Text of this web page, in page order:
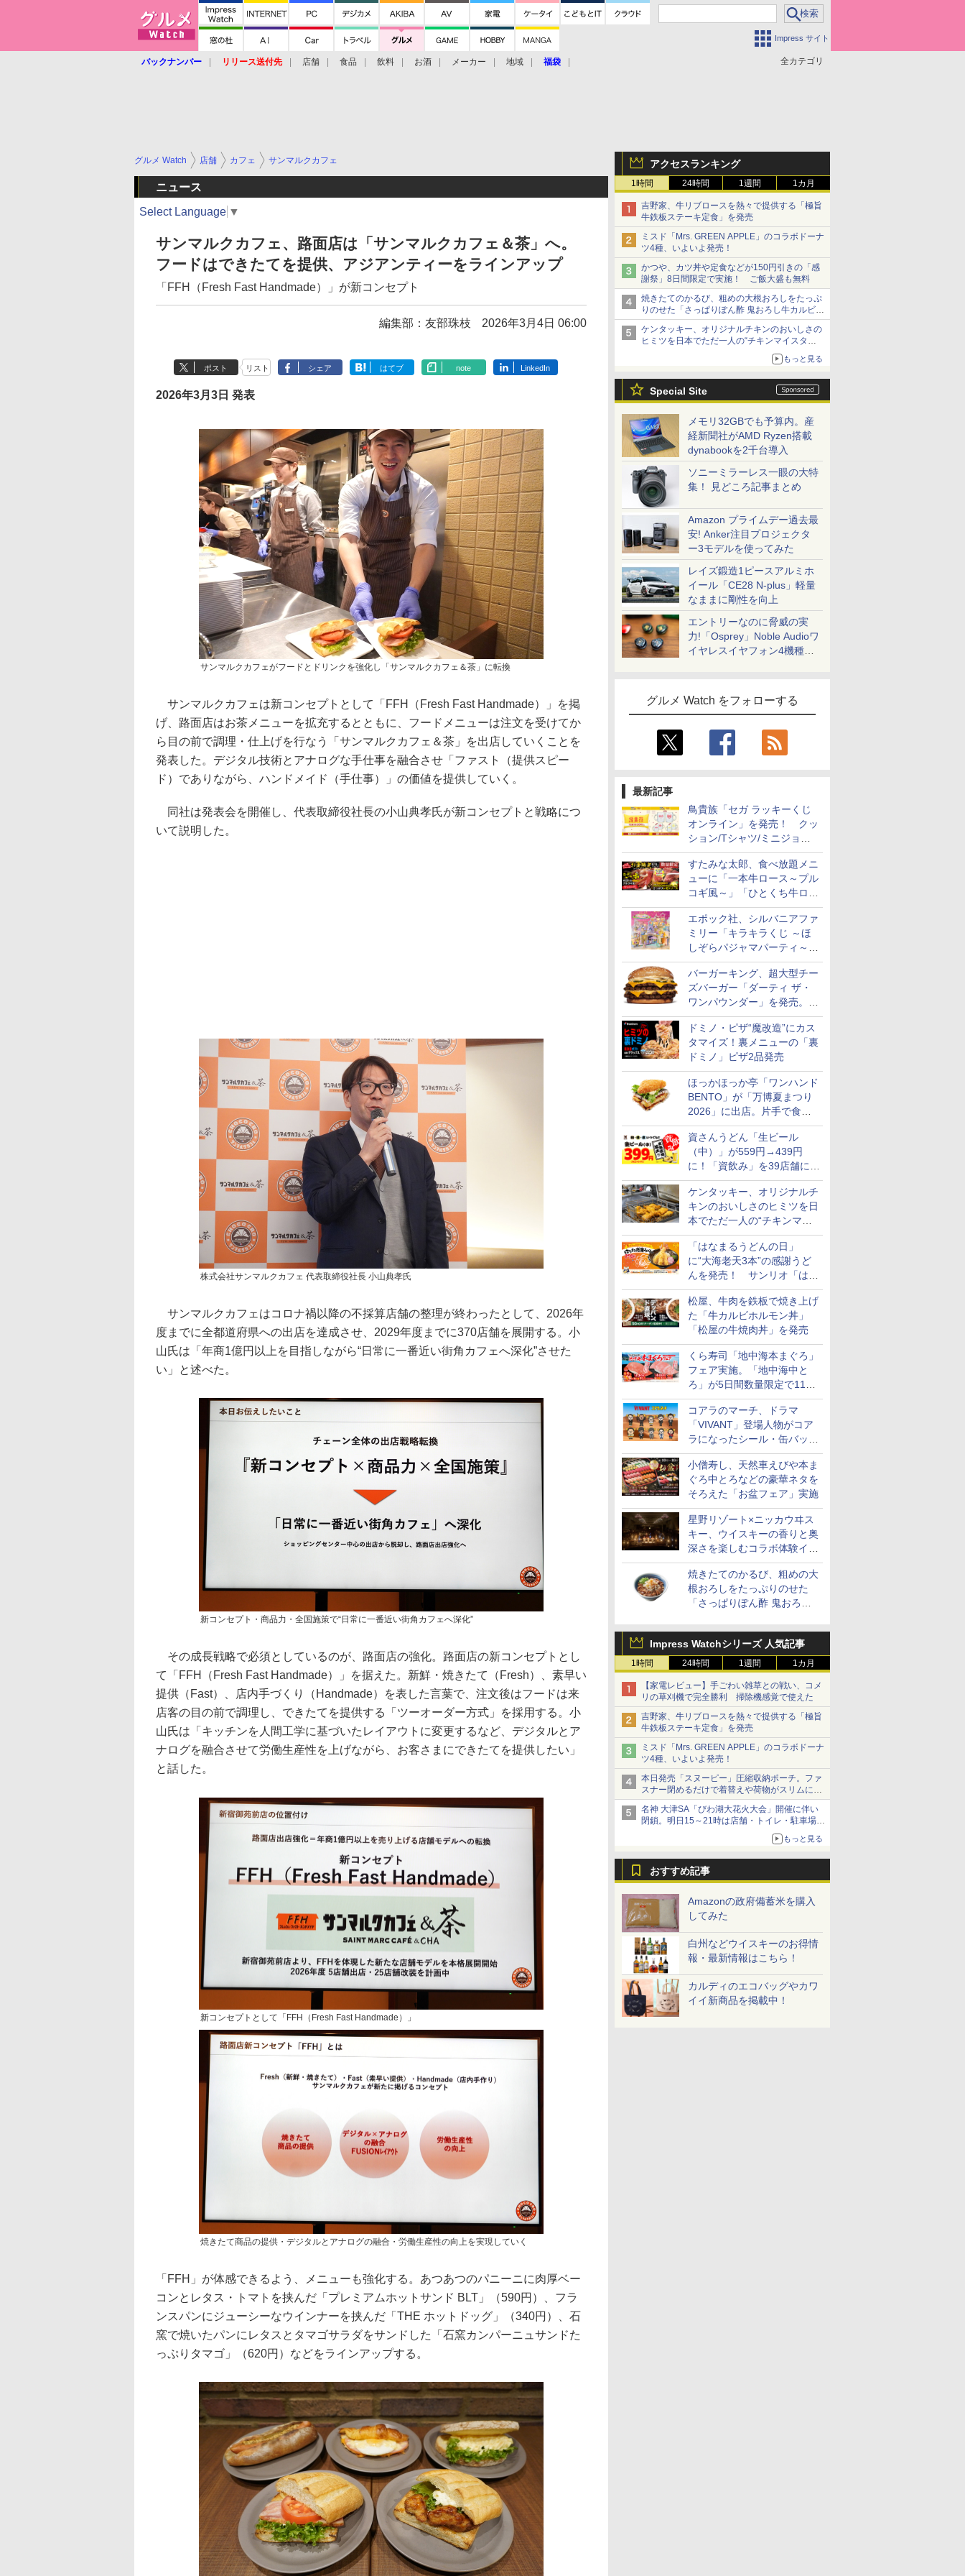
Impress サイト
全カテゴリ
バックナンバー リリース送付先 店舗 食品 飲料 お酒 メーカー 地域 福袋
アクセスランキング
1時間 24時間 1週間 1カ月
吉野家、牛リブロースを熱々で提供する「極旨
牛鉄板ステーキ定食」を発売
ミスド「Mrs. GREEN APPLE」のコラボドーナ
ツ4種、いよいよ発売！
かつや、カツ丼や定食などが150円引きの「感
謝祭」8日間限定で実施！ ご飯大盛も無料
焼きたてのかるび、粗めの大根おろしをたっぷ
りのせた「さっぱりぽん酢 鬼おろし牛カルビ
丼」など4品を発売
ケンタッキー、オリジナルチキンのおいしさの
ヒミツを日本でただ一人の“チキンマイスタ
もっと見る
Special Site
メモリ32GBでも予算内。産
経新聞社がAMD Ryzen搭載
dynabookを2千台導入
ソニーミラーレス一眼の大特
集！ 見どころ記事まとめ
Amazon プライムデー過去最
安! Anker注目プロジェクタ
ー3モデルを使ってみた
レイズ鍛造1ピースアルミホ
イール「CE28 N-plus」軽量
なままに剛性を向上
エントリーなのに脅威の実
力!「Osprey」Noble Audioワ
イヤレスイヤフォン4機種を
グルメ Watch をフォローする
最新記事
鳥貴族「セガ ラッキーくじ
オンライン」を発売！ クッ
ション/Tシャツ/ミニジョッ
キ/ステッカーなど全7賞
すたみな太郎、食べ放題メニ
ューに「一本牛ロース～プル
コギ風～」「ひとくち牛ロー
スステーキ」をお盆限定で追
加
エポック社、シルバニアファ
ミリー「キラキラくじ ～ほ
しぞらパジャマパーティ～」
を発売。人形/家具/建物など
バーガーキング、超大型チー
ズバーガー「ダーティ ザ・
ワンパウンダー」を発売。総
カロリー約1656kcal、総重量
約527g！
ドミノ・ピザ“魔改造”にカス
タマイズ！裏メニューの「裏
ドミノ」ピザ2品発売
ほっかほっか亭「ワンハンド
BENTO」が「万博夏まつり
2026」に出店。片手で食べ
られる海苔弁や和牛きんぴら
を販売
資さんうどん「生ビール
（中）」が559円→439円
に！「資飲み」を39店舗に拡
大
ケンタッキー、オリジナルチ
キンのおいしさのヒミツを日
本でただ一人の“チキンマイ
スター”笠原氏から学んでき
た「はなまるうどんの日」
に“大海老天3本”の感謝うど
んを発売！ サンリオ「はな
まるおばけ」のシール/キャ
ンディなども
松屋、牛肉を鉄板で焼き上げ
た「牛カルビホルモン丼」
「松屋の牛焼肉丼」を発売
くら寿司「地中海本まぐろ」
フェア実施。「地中海中と
ろ」が5日間数量限定で110
円！
コアラのマーチ、ドラマ
「VIVANT」登場人物がコア
ラになったシール・缶バッジ
を発売
小僧寿し、天然車えびや本ま
ぐろ中とろなどの豪華ネタを
そろえた「お盆フェア」実施
星野リゾート×ニッカウヰス
キー、ウイスキーの香りと奥
深さを楽しむコラボ体験イベ
ントをOMO5小樽で提供開始
焼きたてのかるび、粗めの大
根おろしをたっぷりのせた
「さっぱりぽん酢 鬼おろし
Impress Watchシリーズ 人気記事
1時間 24時間 1週間 1カ月
【家電レビュー】手ごわい雑草との戦い、コメ
リの草刈機で完全勝利 掃除機感覚で使えた
吉野家、牛リブロースを熱々で提供する「極旨
牛鉄板ステーキ定食」を発売
ミスド「Mrs. GREEN APPLE」のコラボドーナ
ツ4種、いよいよ発売！
本日発売「スヌーピー」圧縮収納ポーチ。ファ
スナー閉めるだけで着替えや荷物がスリムにま
とまる
名神 大津SA「びわ湖大花火大会」開催に伴い
閉鎖。明日15～21時は店舗・トイレ・駐車場の
もっと見る
おすすめ記事
Amazonの政府備蓄米を購入
してみた
白州などウイスキーのお得情
報・最新情報はこちら！
カルディのエコバッグやカワ
イイ新商品を掲載中！
グルメ Watch 店舗 カフェ サンマルクカフェ
ニュース
Select Language ▼
サンマルクカフェ、路面店は「サンマルクカフェ＆茶」へ。
フードはできたてを提供、アジアンティーをラインアップ
「FFH（Fresh Fast Handmade）」が新コンセプト
編集部：友部珠枝 2026年3月4日 06:00
ポスト リスト シェア はてブ note LinkedIn
2026年3月3日 発表
サンマルクカフェがフードとドリンクを強化し「サンマルクカフェ＆茶」に転換
サンマルクカフェは新コンセプトとして「FFH（Fresh Fast Handmade）」を掲
げ、路面店はお茶メニューを拡充するとともに、フードメニューは注文を受けてか
ら目の前で調理・仕上げを行なう「サンマルクカフェ＆茶」を出店していくことを
発表した。デジタル技術とアナログな手仕事を融合させ「ファスト（提供スピー
ド）でありながら、ハンドメイド（手仕事）」の価値を提供していく。
同社は発表会を開催し、代表取締役社長の小山典孝氏が新コンセプトと戦略につ
いて説明した。
株式会社サンマルクカフェ 代表取締役社長 小山典孝氏
サンマルクカフェはコロナ禍以降の不採算店舗の整理が終わったとして、2026年
度までに全都道府県への出店を達成させ、2029年度までに370店舗を展開する。小
山氏は「年商1億円以上を目指しながら“日常に一番近い街角カフェへ深化”させた
い」と述べた。
新コンセプト・商品力・全国施策で“日常に一番近い街角カフェへ深化”
その成長戦略で必須としているのが、路面店の強化。路面店の新コンセプトとし
て「FFH（Fresh Fast Handmade）」を据えた。新鮮・焼きたて（Fresh）、素早い
提供（Fast）、店内手づくり（Handmade）を表した言葉で、注文後はフードは来
店客の目の前で調理し、できたてを提供する「ツーオーダー方式」を採用する。小
山氏は「キッチンを人間工学に基づいたレイアウトに変更するなど、デジタルとア
ナログを融合させて労働生産性を上げながら、お客さまにできたてを提供したい」
と話した。
新コンセプトとして「FFH（Fresh Fast Handmade）」
焼きたて商品の提供・デジタルとアナログの融合・労働生産性の向上を実現していく
「FFH」が体感できるよう、メニューも強化する。あつあつのパニーニに肉厚ベー
コンとレタス・トマトを挟んだ「プレミアムホットサンド BLT」（590円）、フラ
ンスパンにジューシーなウインナーを挟んだ「THE ホットドッグ」（340円）、石
窯で焼いたパンにレタスとタマゴサラダをサンドした「石窯カンパーニュサンドた
っぷりタマゴ」（620円）などをラインアップする。